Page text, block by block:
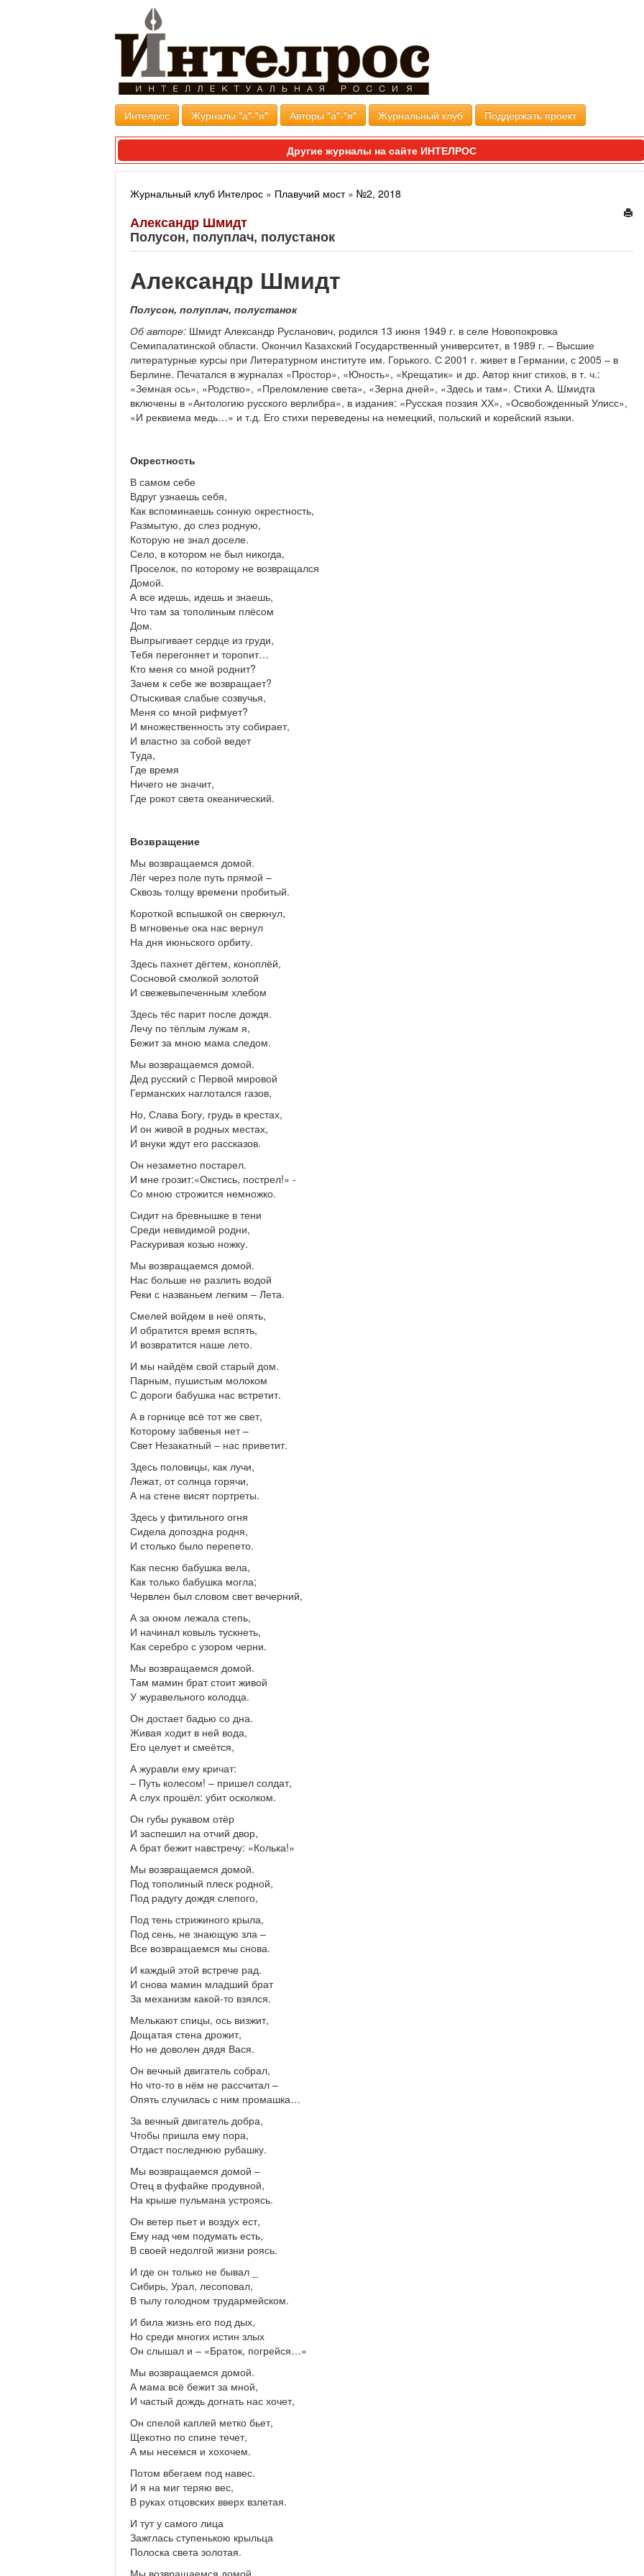
Интелрос Журналы "а"-"я" Авторы "а"-"я" Журнальный клуб Поддержать проект
Другие журналы на сайте ИНТЕЛРОС
Журнальный клуб Интелрос » Плавучий мост» №2, 2018
Александр Шмидт
Полусон, полуплач, полустанок
Александр Шмидт
Полусон, полуплач, полустанок
Об авторе: Шмидт Александр Русланович, родился 13 июня 1949 г. в селе Новопокровка
Семипалатинской области. Окончил Казахский Государственный университет, в 1989 г. – Высшие
литературные курсы при Литературном институте им. Горького. С 2001 г. живет в Германии, с 2005 – в
Берлине. Печатался в журналах «Простор», «Юность», «Крещатик» и др. Автор книг стихов, в т. ч.:
«Земная ось», «Родство», «Преломление света», «Зерна дней», «Здесь и там». Стихи А. Шмидта
включены в «Антологию русского верлибра», в издания: «Русская поэзия ХХ», «Освобожденный Улисс»,
«И реквиема медь…» и т.д. Его стихи переведены на немецкий, польский и корейский языки.
Окрестность
В самом себе
Вдруг узнаешь себя,
Как вспоминаешь сонную окрестность,
Размытую, до слез родную,
Которую не знал доселе.
Село, в котором не был никогда,
Проселок, по которому не возвращался
Домой.
А все идешь, идешь и знаешь,
Что там за тополиным плёсом
Дом.
Выпрыгивает сердце из груди,
Тебя перегоняет и торопит…
Кто меня со мной роднит?
Зачем к себе же возвращает?
Отыскивая слабые созвучья,
Меня со мной рифмует?
И множественность эту собирает,
И властно за собой ведет
Туда,
Где время
Ничего не значит,
Где рокот света океанический.
Возвращение
Мы возвращаемся домой.
Лёг через поле путь прямой –
Сквозь толщу времени пробитый.
Короткой вспышкой он сверкнул,
В мгновенье ока нас вернул
На дня июньского орбиту.
Здесь пахнет дёгтем, коноплёй,
Сосновой смолкой золотой
И свежевыпеченным хлебом
Здесь тёс парит после дождя.
Лечу по тёплым лужам я,
Бежит за мною мама следом.
Мы возвращаемся домой.
Дед русский с Первой мировой
Германских наглотался газов,
Но, Слава Богу, грудь в крестах,
И он живой в родных местах,
И внуки ждут его рассказов.
Он незаметно постарел.
И мне грозит:«Окстись, пострел!» -
Со мною строжится немножко.
Сидит на бревнышке в тени
Среди невидимой родни,
Раскуривая козью ножку.
Мы возвращаемся домой.
Нас больше не разлить водой
Реки с названьем легким – Лета.
Смелей войдем в неё опять,
И обратится время вспять,
И возвратится наше лето.
И мы найдём свой старый дом.
Парным, пушистым молоком
С дороги бабушка нас встретит.
А в горнице всё тот же свет,
Которому забвенья нет –
Свет Незакатный – нас приветит.
Здесь половицы, как лучи,
Лежат, от солнца горячи,
А на стене висят портреты.
Здесь у фитильного огня
Сидела допоздна родня,
И столько было перепето.
Как песню бабушка вела,
Как только бабушка могла;
Червлен был словом свет вечерний,
А за окном лежала степь,
И начинал ковыль тускнеть,
Как серебро с узором черни.
Мы возвращаемся домой.
Там мамин брат стоит живой
У журавельного колодца.
Он достает бадью со дна.
Живая ходит в ней вода,
Его целует и смеётся,
А журавли ему кричат:
– Путь колесом! – пришел солдат,
А слух прошёл: убит осколком.
Он губы рукавом отёр
И заспешил на отчий двор,
А брат бежит навстречу: «Колька!»
Мы возвращаемся домой.
Под тополиный плеск родной,
Под радугу дождя слепого,
Под тень стрижиного крыла,
Под сень, не знающую зла –
Все возвращаемся мы снова.
И каждый этой встрече рад.
И снова мамин младший брат
За механизм какой-то взялся.
Мелькают спицы, ось визжит,
Дощатая стена дрожит,
Но не доволен дядя Вася.
Он вечный двигатель собрал,
Но что-то в нём не рассчитал –
Опять случилась с ним промашка…
За вечный двигатель добра,
Чтобы пришла ему пора,
Отдаст последнюю рубашку.
Мы возвращаемся домой –
Отец в фуфайке продувной,
На крыше пульмана устроясь.
Он ветер пьет и воздух ест,
Ему над чем подумать есть,
В своей недолгой жизни роясь.
И где он только не бывал _
Сибирь, Урал, лесоповал,
В тылу голодном трудармейском.
И била жизнь его под дых,
Но среди многих истин злых
Он слышал и – «Браток, погрейся…»
Мы возвращаемся домой.
А мама всё бежит за мной,
И частый дождь догнать нас хочет,
Он спелой каплей метко бьет,
Щекотно по спине течет,
А мы несемся и хохочем.
Потом вбегаем под навес.
И я на миг теряю вес,
В руках отцовских вверх взлетая.
И тут у самого лица
Зажглась ступенькою крыльца
Полоска света золотая.
Мы возвращаемся домой.